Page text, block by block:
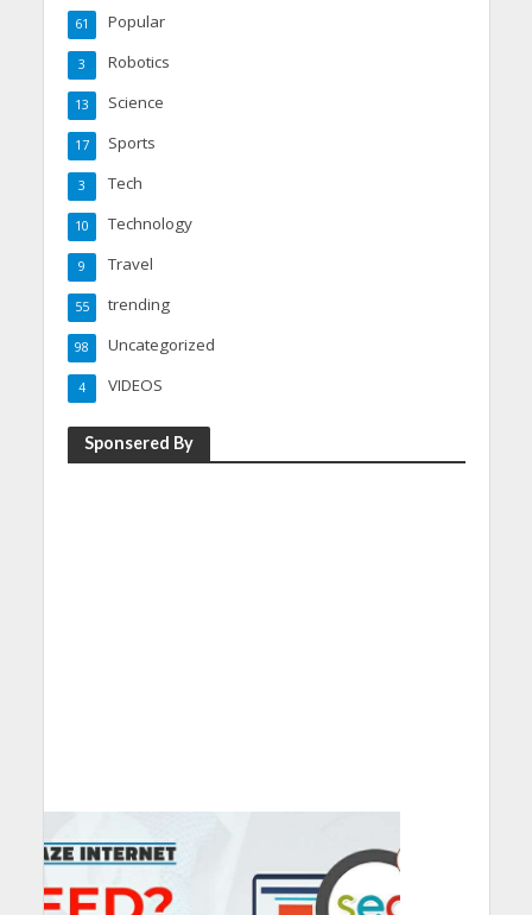
Popular
61
Robotics
3
Science
13
Sports
17
Tech
3
Technology
10
Travel
9
trending
55
Uncategorized
98
VIDEOS
4
Sponsered By